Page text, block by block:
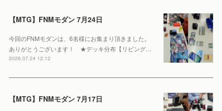
【MTG】FNMモダン 7月24日
今回のFNMモダンは、6名様にお集まり頂きました。
ありがとうございます！ ★デッキ分布【リビング…
2026.07.24 12:12
【MTG】FNMモダン 7月17日